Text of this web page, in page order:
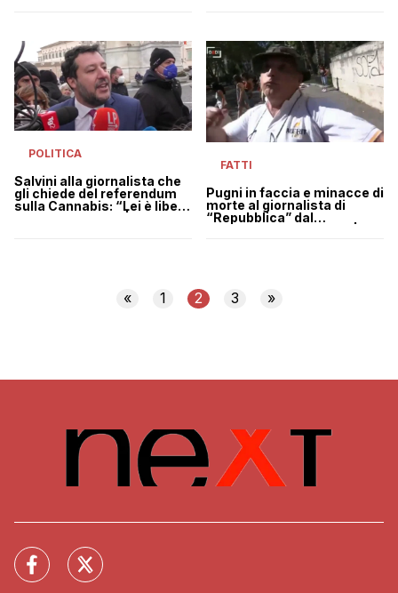
POLITICA
Salvini alla giornalista che
gli chiede del referendum
sulla Cannabis: “Lei è libera
FATTI
Pugni in faccia e minacce di
morte al giornalista di
“Repubblica” dal
« 1 2 3 »